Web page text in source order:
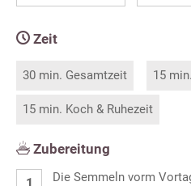
Zeit
30 min. Gesamtzeit 15
15 min. Koch & Ruhezeit
Zubereitung
Die Semmeln vorm